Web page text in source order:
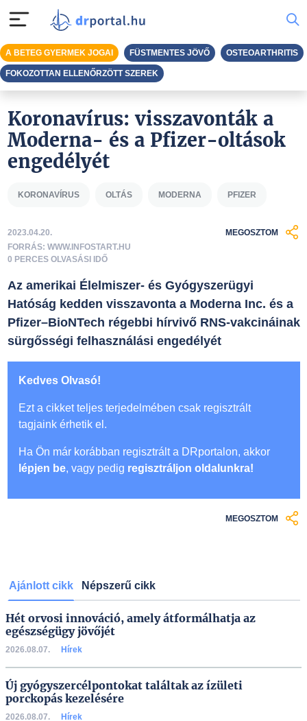
Koronavírus: visszavonták a
Moderna- és a Pfizer-oltások
engedélyét
KORONAVÍRUS OLTÁS MODERNA PFIZER
2023.04.20.
FORRÁS: WWW.INFOSTART.HU
0 PERCES OLVASÁSI IDŐ
MEGOSZTOM
Az amerikai Élelmiszer- és Gyógyszerügyi
Hatóság kedden visszavonta a Moderna Inc. és a
Pfizer–BioNTech régebbi hírvivő RNS-vakcináinak
sürgősségi felhasználási engedélyét
Kedves Olvasó!
Ezt a cikket teljes terjedelmében csak regisztrált
tagjaink érhetik el.
Ha Ön már korábban regisztrált a DRportalon, akkor
lépjen be, vagy pedig regisztráljon oldalunkra!
MEGOSZTOM
Ajánlott cikk Népszerű cikk
Hét orvosi innováció, amely átformálhatja az
egészségügy jövőjét
2026.08.07. Hírek
Új gyógyszercélpontokat találtak az ízületi
porckopás kezelésére
2026.08.07. Hírek
A BETEG GYERMEK JOGAI FÜSTMENTES JÖVŐ OSTEOARTHRITIS
FOKOZOTTAN ELLENŐRZÖTT SZEREK